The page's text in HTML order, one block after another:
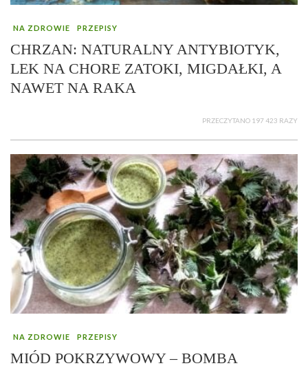
NA ZDROWIE PRZEPISY
CHRZAN: NATURALNY ANTYBIOTYK,
LEK NA CHORE ZATOKI, MIGDAŁKI, A
NAWET NA RAKA
PRZECZYTANO 197 423 RAZY
NA ZDROWIE PRZEPISY
MIÓD POKRZYWOWY – BOMBA